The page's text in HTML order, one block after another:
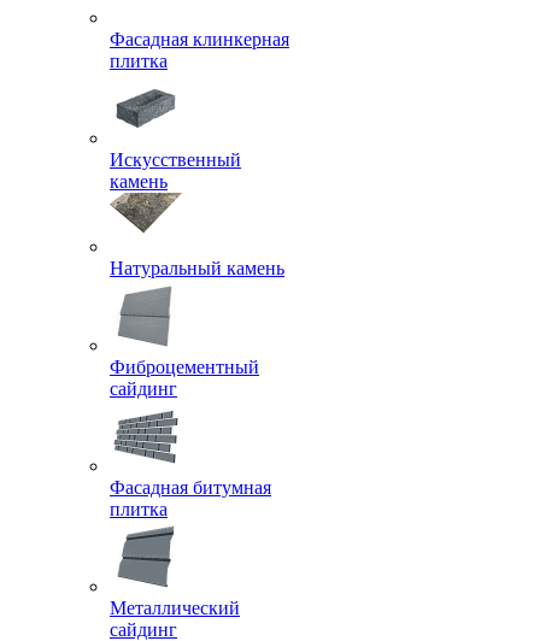
Фасадная клинкерная
плитка
Искусственный
камень
Натуральный камень
Фиброцементный
сайдинг
Фасадная битумная
плитка
Металлический
сайдинг